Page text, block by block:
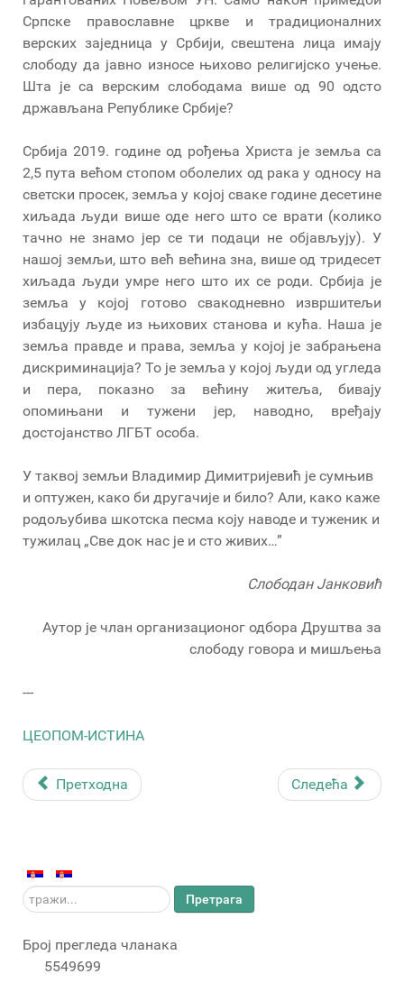
Српске православне цркве и традиционалних
верских заједница у Србији, свештена лица имају
слободу да јавно износе њихово религијско учење.
Шта је са верским слободама више од 90 одсто
држављана Републике Србије?
Србија 2019. године од рођења Христа је земља са
2,5 пута већом стопом оболелих од рака у односу на
светски просек, земља у којој сваке године десетине
хиљада људи више оде него што се врати (колико
тачно не знамо јер се ти подаци не објављују). У
нашој земљи, што већ већина зна, више од тридесет
хиљада људи умре него што их се роди. Србија је
земља у којој готово свакодневно извршитељи
избацују људе из њихових станова и кућа. Наша је
земља правде и права, земља у којој је забрањена
дискриминација? То је земља у којој људи од угледа
и пера, показно за већину житеља, бивају
опомињани и тужени јер, наводно, вређају
достојанство ЛГБТ особа.
У таквој земљи Владимир Димитријевић је сумњив
и оптужен, како би другачије и било? Али, како каже
родољубива шкотска песма коју наводе и туженик и
тужилац „Све док нас је и сто живих…”
Слободан Јанковић
Аутор је члан организационог одбора Друштва за
слободу говора и мишљења
---
ЦЕОПОМ-ИСТИНА
Претходна Следећа
тражи... Претрага
Број прегледа чланака
5549699